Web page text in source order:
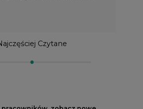
Czytane
pracowników, zobacz nowe